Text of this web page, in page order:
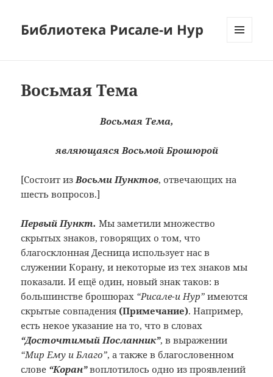
Библиотека Рисале-и Нур
Восьмая Тема
Восьмая Тема,
являющаяся Восьмой Брошюрой
[Состоит изВосьми Пунктов, отвечающих на
шесть вопросов.]
Первый Пункт.Мы заметили множество
скрытых знаков, говорящих о том, что
благосклонная Десница использует нас в
служении Корану, и некоторые из тех знаков мы
показали. И ещё один, новый знак таков: в
большинстве брошюрах “Рисале-и Нур” имеются
скрытые совпадения (Примечание). Например,
есть некое указание на то, что в словах
“Досточтимый Посланник”, в выражении
“Мир Ему и Благо”, а также в благословенном
слове “Коран”воплотилось одно из проявлений